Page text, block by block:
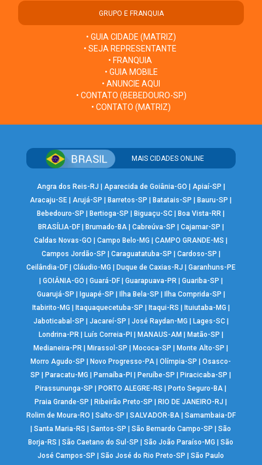
GRUPO E FRANQUIA
• GUIA CIDADE (MATRIZ)
• SEJA REPRESENTANTE
• FRANQUIA
• GUIA MOBILE
• ANUNCIE AQUI
• CONTATO (BEBEDOURO-SP)
• CONTATO (MATRIZ)
MAIS CIDADES ONLINE
Angra dos Reis-RJ Aparecida de Goiânia-GO Apiaí-SP
Aracaju-SE |Arujá-SP Barretos-SP Batatais-SP Bauru-SP
Bebedouro-SP
Bertioga-SP Biguaçu-SC Boa Vista-RR
BRASÍLIA-DF| Brumado-BA| Cabreúva-SP Cajamar-SP
Caldas Novas-GO
|Campo Belo-MG |CAMPO GRANDE-MS
Campos Jordão-SP
Caraguatatuba-SP Cardoso-SP
Ceilândia-DF| Cláudio-MG Duque de Caxias-RJ
Garanhuns-PE
GOIÂNIA-GO Guará-DF| Guarapuava-PR| Guariba-SP
Guarujá-SP
Iguapé-SP Ilha Bela-SP Ilha Comprida-SP
Itabirito-MG
Itaquaquecetuba-SP Itaqui-RS Ituiutaba-MG
Jaboticabal-SP
Jacareí-SP José Raydan-MG Lages-SC|
Londrina-PR| Luís Correia-PI MANAUS-AM Matão-SP
Medianeira-PR
Mirassol-SP Mococa-SP Monte Alto-SP
Morro Agudo-SP
Novo Progresso-PA |Olímpia-SP |Osasco-
SP
Paracatu-MG Parnaíba-PI Peruíbe-SP Piracicaba-SP
Pirassununga-SP
PORTO ALEGRE-RS Porto Seguro-BA
Praia Grande-SP
Ribeirão Preto-SP RIO DE JANEIRO-RJ
Rolim de Moura-RO
Salto-SP SALVADOR-BA| Samambaia-DF
|Santa Maria-RS |Santos-SP |São Bernardo Campo-SP |São
Borja-RS
|São Caetano do Sul-SP |São João Paraíso-MG |São
José Campos-SP
|São José do Rio Preto-SP |São Paulo